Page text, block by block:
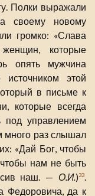
Полки выражали
своему новому
громко: «Слава
которые
опять мужчина
этой
в письме к
которые всегда
под управлением
много раз слышал
«Дай Бог, чтобы
нам не быть
наш. — О.И.)33
Федоровича, да к